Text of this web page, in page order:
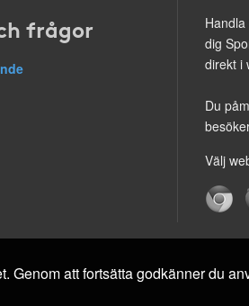
frågor
dig
direkt i
Du
Välj
att fortsätta godkänner du